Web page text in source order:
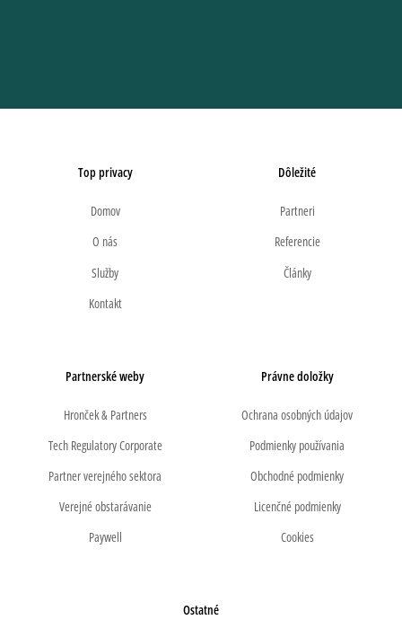
Top privacy
Domov
O nás
Služby
Kontakt
Dôležité
Partneri
Referencie
Články
Partnerské weby
Hronček & Partners
Tech Regulatory Corporate
Partner verejného sektora
Verejné obstarávanie
Paywell
Právne doložky
Ochrana osobných údajov
Podmienky používania
Obchodné podmienky
Licenčné podmienky
Cookies
Ostatné